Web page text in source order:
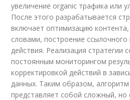
увеличение organic трафика или
После этого разрабатывается
включает оптимизацию
словами, построение ссылочного
действия. Реализация стратегии
постоянным мониторингом
корректировкой действий в
данных. Таким образом,
представляет собой сложный, но